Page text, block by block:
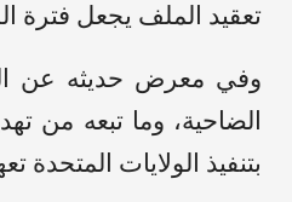
تعقيد الملف يجعل فترة
وفي معرض حديثه عن
الضاحية، وما تبعه من
بتنفيذ الولايات المتحدة